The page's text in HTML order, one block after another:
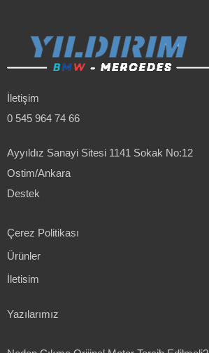
İletişim
0 545 964 74 66
Ayyıldız Sanayi Sitesi 1141 Sokak No:12
Ostim/Ankara
Destek
Çerez Politikası
Ürünler
İletisim
Yazılarımız